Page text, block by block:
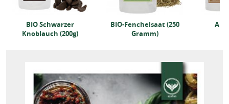
BIO Schwarzer
Knoblauch (200g)
BIO-Fenchelsaat (250
Gramm)